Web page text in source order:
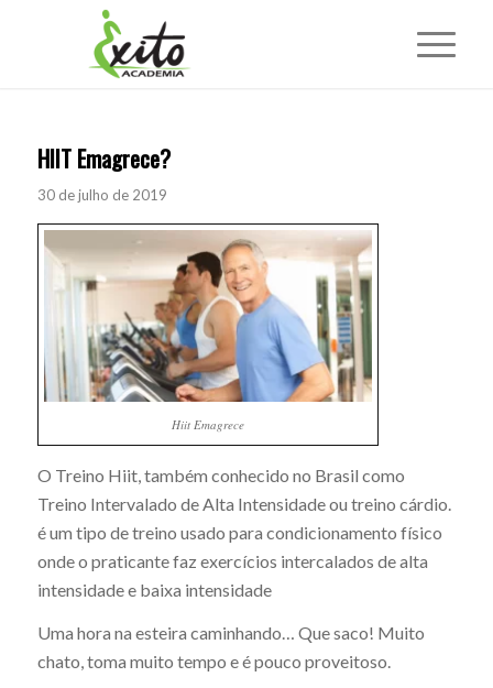
HIIT Emagrece?
30 de julho de 2019
Hiit Emagrece
O Treino Hiit, também conhecido no Brasil como
Treino Intervalado de Alta Intensidade ou treino cárdio.
é um tipo de treino usado para condicionamento físico
onde o praticante faz exercícios intercalados de alta
intensidade e baixa intensidade
Uma hora na esteira caminhando… Que saco! Muito
chato, toma muito tempo e é pouco proveitoso.